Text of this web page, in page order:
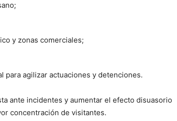
y zonas comerciales;
para agilizar actuaciones y detenciones.
ante incidentes y aumentar el efecto disuasorio
concentración de visitantes.